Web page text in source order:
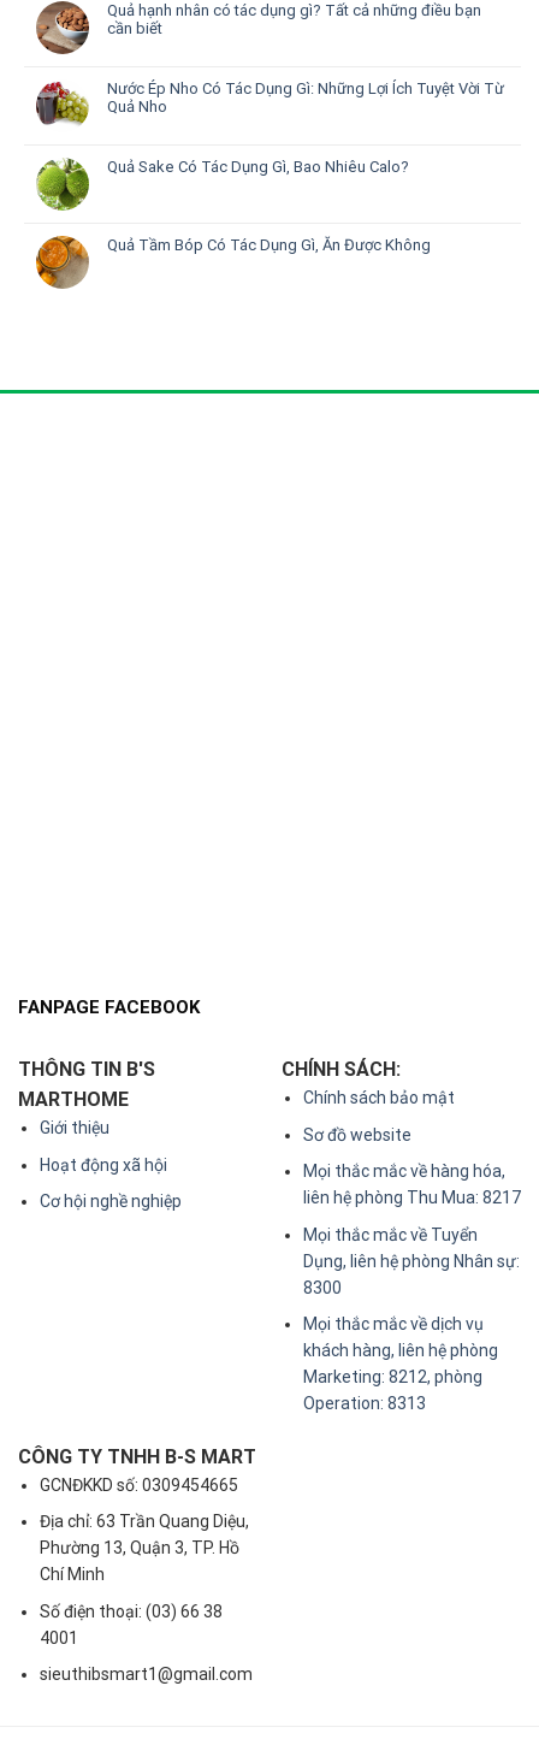
Quả hạnh nhân có tác dụng gì? Tất cả những điều bạn
cần biết
Nước Ép Nho Có Tác Dụng Gì: Những Lợi Ích Tuyệt Vời Từ
Quả Nho
Quả Sake Có Tác Dụng Gì, Bao Nhiêu Calo?
Quả Tầm Bóp Có Tác Dụng Gì, Ăn Được Không
FANPAGE FACEBOOK
THÔNG TIN B'S
MARTHOME
Giới thiệu
Hoạt động xã hội
Cơ hội nghề nghiệp
CHÍNH SÁCH:
Chính sách bảo mật
Sơ đồ website
Mọi thắc mắc về hàng hóa,
liên hệ phòng Thu Mua: 8217
Mọi thắc mắc về Tuyển
Dụng, liên hệ phòng Nhân sự:
8300
Mọi thắc mắc về dịch vụ
khách hàng, liên hệ phòng
Marketing: 8212, phòng
Operation: 8313
CÔNG TY TNHH B-S MART
GCNĐKKD số: 0309454665
Địa chỉ: 63 Trần Quang Diệu,
Phường 13, Quận 3, TP. Hồ
Chí Minh
Số điện thoại: (03) 66 38
4001
sieuthibsmart1@gmail.com